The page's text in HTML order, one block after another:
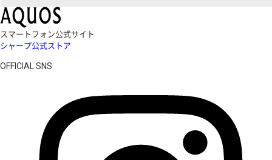
スマートフォン公式サイト
シャープ公式ストア
OFFICIAL SNS